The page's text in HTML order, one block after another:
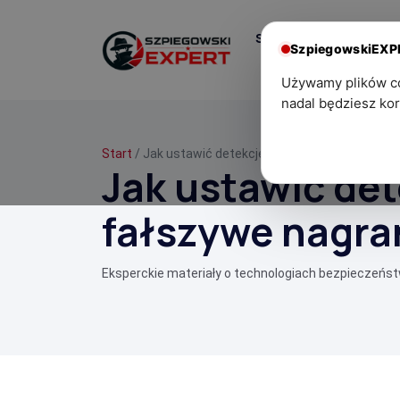
Start
Start / Jak ustawić detekcję ruchu, aby ograniczyć
Jak ustawić
fałszywe
Eksperckie materiały o technologiach
Używamy plików
nadal będziesz